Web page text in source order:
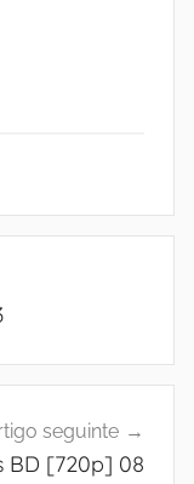
seguinte
BD [720p] 08